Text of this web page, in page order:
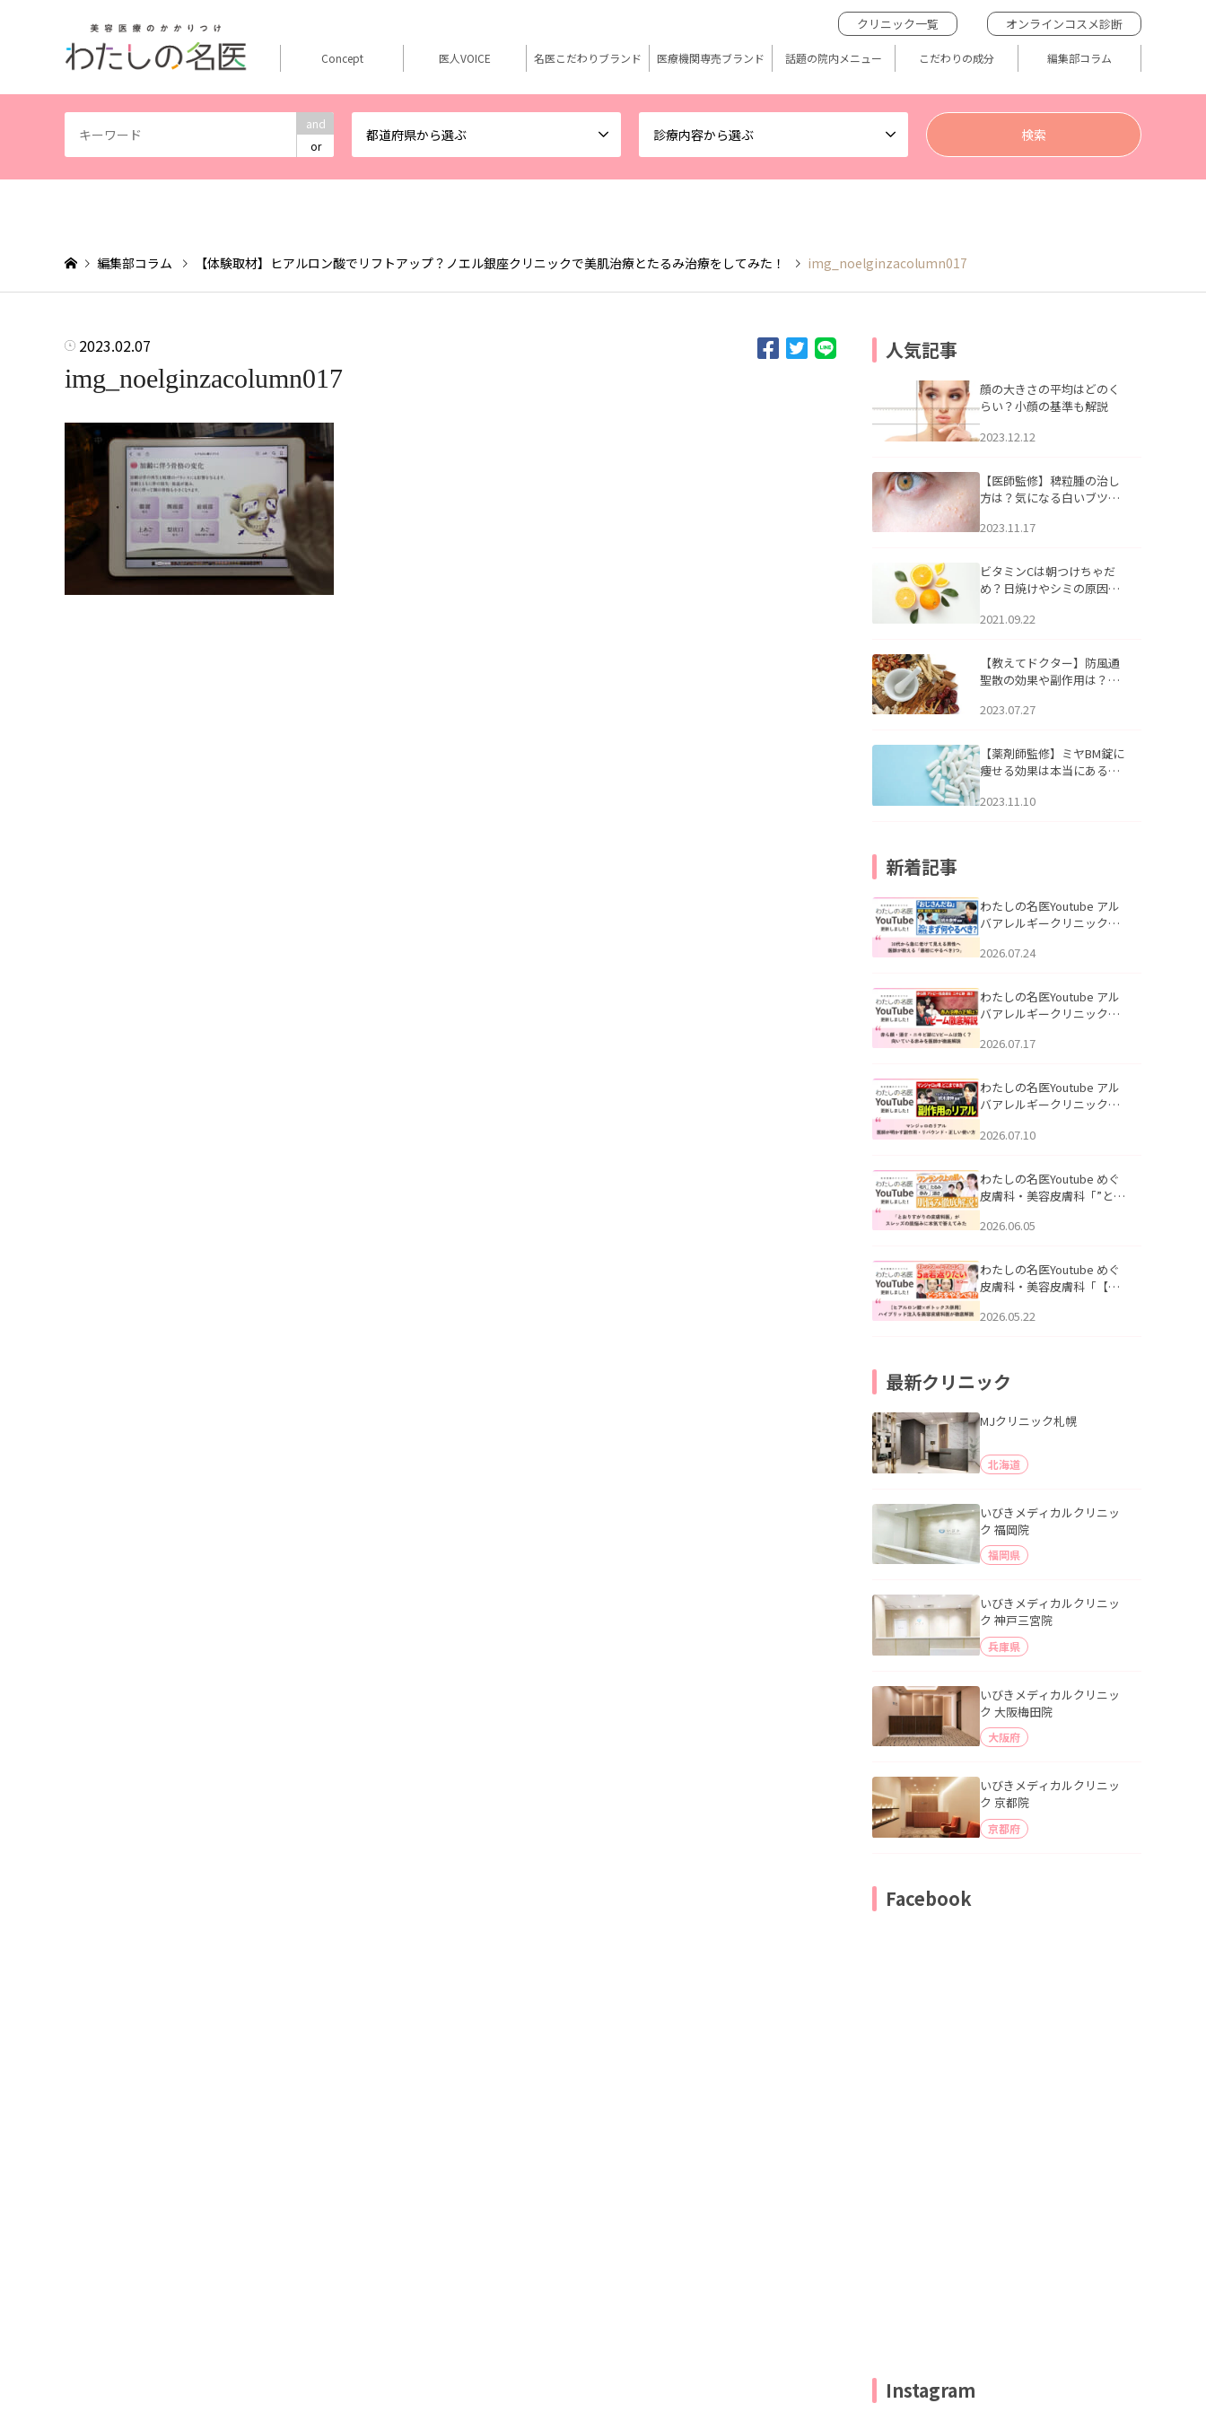
and
or
都道府県から選ぶ 診療内容から選ぶ
クリニック一覧 オンラインコスメ診断
Concept 医人VOICE 名医こだわりブランド 医療機関専売ブランド 話題の院内メニュー こだわりの成分 編集部コラム
編集部コラム 【体験取材】ヒアルロン酸でリフトアップ？ノエル銀座クリニックで美肌治療とたるみ治療をしてみた！ img_noelginzacolumn017
2023.02.07
img_noelginzacolumn017
人気記事
顔の大きさの平均はどのく
らい？小顔の基準も解説
2023.12.12
【医師監修】稗粒腫の治し
方は？気になる白いブツブ
アについて
2023.11.17
ビタミンCは朝つけちゃだ
め？日焼けやシミの原因に
2021.09.22
【教えてドクター】防風通
聖散の効果や副作用は？長
2023.07.27
【薬剤師監修】ミヤBM錠に
痩せる効果は本当にある
2023.11.10
新着記事
わたしの名医Youtube アル
バアレルギークリニック札
える男性へ｜医師が教える
公開いたしました。
2026.07.24
わたしの名医Youtube アル
バアレルギークリニック札
跡にVビームは効く？向いて
説」を公開いたしました。
2026.07.17
わたしの名医Youtube アル
バアレルギークリニック札
医師が明かす副作用・リバ
公開いたしました。
2026.07.10
わたしの名医Youtube めぐ
皮膚科・美容皮膚科「”とお
ッズの肌悩みに本気で答え
た。
2026.06.05
わたしの名医Youtube めぐ
皮膚科・美容皮膚科「【ヒ
用】ハイブリッド注入を美
2026.05.22
最新クリニック
MJクリニック札幌
北海道
いびきメディカルクリニッ
ク 福岡院
福岡県
いびきメディカルクリニッ
ク 神戸三宮院
兵庫県
いびきメディカルクリニッ
ク 大阪梅田院
大阪府
いびきメディカルクリニッ
ク 京都院
京都府
Facebook
Instagram